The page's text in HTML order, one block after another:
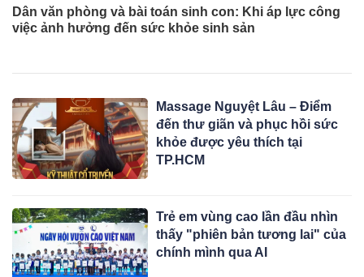
Dân văn phòng và bài toán sinh con: Khi áp lực công
việc ảnh hưởng đến sức khỏe sinh sản
Massage Nguyệt Lâu – Điểm
đến thư giãn và phục hồi sức
khỏe được yêu thích tại
TP.HCM
Trẻ em vùng cao lần đầu nhìn
thấy "phiên bản tương lai" của
chính mình qua AI